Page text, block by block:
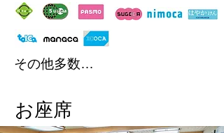
その他多数…
​お座席